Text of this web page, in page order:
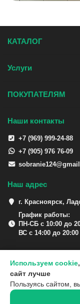
КАТАЛОГ
Услуги
ПОКУПАТЕЛЯМ
Наши контакты
+7 (969) 999-24-88
+7 (905) 976 76-09
Наш адрес
г. Красноярск,
График работы:
ПН-СБ с 10:00 до
ВС с 14:00 до 20:00
Используем cookie
сайт лучше
Пользуясь сайтом,